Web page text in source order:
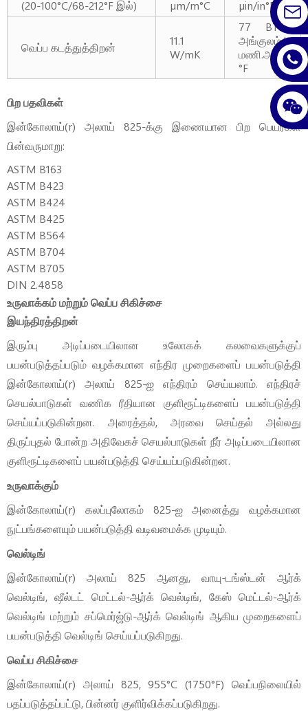
(20-100°C/68-212°F இல்) µm/m°C µin/in°F
வெப்ப கடத்துத்திறன்
11.1
W/mK
77 BTU
அங்குலம்/
மணி.அடி².
°F
பிற பதவிகள்
இன்கோலாய்(r) அலாய் 825-க்கு இணையான பிற பெயர்கள்
பின்வருமாறு:
ASTM B163
ASTM B423
ASTM B424
ASTM B425
ASTM B564
ASTM B704
ASTM B705
DIN 2.4858
உருவாக்கம் மற்றும் வெப்ப சிகிச்சை
இயந்திரத்திறன்
இரும்பு அடிப்படையிலான உலோகக் கலவைகளுக்குப்
பயன்படுத்தப்படும் வழக்கமான எந்திர முறைகளைப் பயன்படுத்தி
இன்கோலாய்(r) அலாய் 825-ஐ எந்திரம் செய்யலாம். எந்திரச்
செயல்பாடுகள் வணிக ரீதியான குளிரூட்டிகளைப் பயன்படுத்தி
செய்யப்படுகின்றன. அரைத்தல், அரவை செய்தல் அல்லது
திருப்புதல் போன்ற அதிவேகச் செயல்பாடுகள் நீர் அடிப்படையிலான
குளிரூட்டிகளைப் பயன்படுத்தி செய்யப்படுகின்றன.
உருவாக்கும்
இன்கோலாய்(r) கலப்புலோகம் 825-ஐ அனைத்து வழக்கமான
நுட்பங்களையும் பயன்படுத்தி வடிவமைக்க முடியும்.
வெல்டிங்
இன்கோலாய்(r) அலாய் 825 ஆனது, வாயு-டங்ஸ்டன் ஆர்க்
வெல்டிங், ஷீல்டட் மெட்டல்-ஆர்க் வெல்டிங், கேஸ் மெட்டல்-ஆர்க்
வெல்டிங் மற்றும் சப்மெர்ஜ்டு-ஆர்க் வெல்டிங் ஆகிய முறைகளைப்
பயன்படுத்தி வெல்டிங் செய்யப்படுகிறது.
வெப்ப சிகிச்சை
இன்கோலாய்(r) அலாய் 825, 955°C (1750°F) வெப்பநிலையில்
பதப்படுத்தப்பட்டு, பின்னர் குளிர்விக்கப்படுகிறது.